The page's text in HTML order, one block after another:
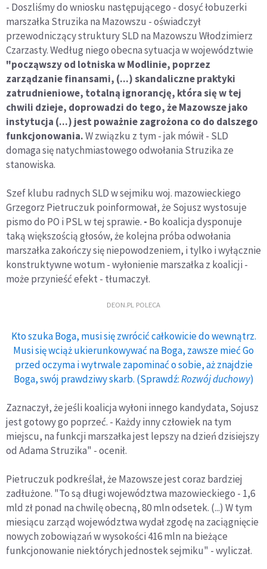
- Doszliśmy do wniosku następującego - dosyć łobuzerki
marszałka Struzika na Mazowszu - oświadczył
przewodniczący struktury SLD na Mazowszu Włodzimierz
Czarzasty. Według niego obecna sytuacja w województwie
"począwszy od lotniska w Modlinie, poprzez
zarządzanie finansami, (...) skandaliczne praktyki
zatrudnieniowe, totalną ignorancję, która się w tej
chwili dzieje, doprowadzi do tego, że Mazowsze jako
instytucja (...) jest poważnie zagrożona co do dalszego
funkcjonowania.W związku z tym - jak mówił - SLD
domaga się natychmiastowego odwołania Struzika ze
stanowiska.
Szef klubu radnych SLD w sejmiku woj. mazowieckiego
Grzegorz Pietruczuk poinformował, że Sojusz wystosuje
pismo do PO i PSL w tej sprawie. - Bo koalicja dysponuje
taką większością głosów, że kolejna próba odwołania
marszałka zakończy się niepowodzeniem, i tylko i wyłącznie
konstruktywne wotum - wyłonienie marszałka z koalicji -
może przynieść efekt - tłumaczył.
DEON.PL POLECA
Kto szuka Boga, musi się zwrócić całkowicie do wewnątrz.
Musi się wciąż ukierunkowywać na Boga, zawsze mieć Go
przed oczyma i wytrwale zapominać o sobie, aż znajdzie
Boga, swój prawdziwy skarb. (Sprawdź:Rozwój duchowy)
Zaznaczył, że jeśli koalicja wyłoni innego kandydata, Sojusz
jest gotowy go poprzeć. - Każdy inny człowiek na tym
miejscu, na funkcji marszałka jest lepszy na dzień dzisiejszy
od Adama Struzika" - ocenił.
Pietruczuk podkreślał, że Mazowsze jest coraz bardziej
zadłużone. "To są długi województwa mazowieckiego - 1,6
mld zł ponad na chwilę obecną, 80 mln odsetek. (...) W tym
miesiącu zarząd województwa wydał zgodę na zaciągnięcie
nowych zobowiązań w wysokości 416 mln na bieżące
funkcjonowanie niektórych jednostek sejmiku" - wyliczał.